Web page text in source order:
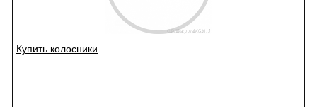
Купить колосники